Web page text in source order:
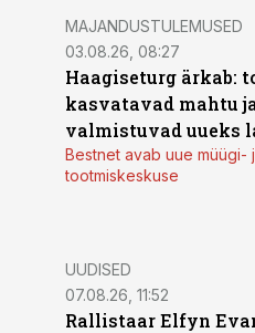
MAJANDUSTULEMUSED
03.08.26, 08:27
Haagiseturg ärkab:
kasvatavad mahtu
valmistuvad uueks
Bestnet avab uue müügi-
tootmiskeskuse
UUDISED
07.08.26, 11:52
Rallistaar Elfyn